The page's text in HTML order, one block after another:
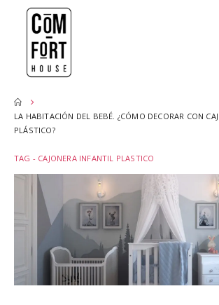
LA HABITACIÓN DEL BEBÉ. ¿CÓMO DECORAR CON
PLÁSTICO?
TAG - CAJONERA INFANTIL PLASTICO